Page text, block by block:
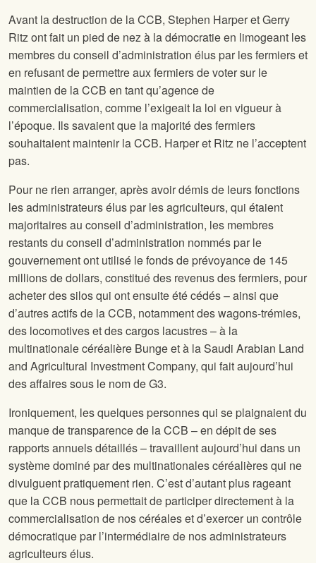
Avant la destruction de la CCB, Stephen Harper et Gerry
Ritz ont fait un pied de nez à la démocratie en limogeant les
membres du conseil d’administration élus par les fermiers et
en refusant de permettre aux fermiers de voter sur le
maintien de la CCB en tant qu’agence de
commercialisation, comme l’exigeait la loi en vigueur à
l’époque. Ils savaient que la majorité des fermiers
souhaitaient maintenir la CCB. Harper et Ritz ne l’acceptent
pas.
Pour ne rien arranger, après avoir démis de leurs fonctions
les administrateurs élus par les agriculteurs, qui étaient
majoritaires au conseil d’administration, les membres
restants du conseil d’administration nommés par le
gouvernement ont utilisé le fonds de prévoyance de 145
millions de dollars, constitué des revenus des fermiers, pour
acheter des silos qui ont ensuite été cédés – ainsi que
d’autres actifs de la CCB, notamment des wagons-trémies,
des locomotives et des cargos lacustres – à la
multinationale céréalière Bunge et à la Saudi Arabian Land
and Agricultural Investment Company, qui fait aujourd’hui
des affaires sous le nom de G3.
Ironiquement, les quelques personnes qui se plaignaient du
manque de transparence de la CCB – en dépit de ses
rapports annuels détaillés – travaillent aujourd’hui dans un
système dominé par des multinationales céréalières qui ne
divulguent pratiquement rien. C’est d’autant plus rageant
que la CCB nous permettait de participer directement à la
commercialisation de nos céréales et d’exercer un contrôle
démocratique par l’intermédiaire de nos administrateurs
agriculteurs élus.